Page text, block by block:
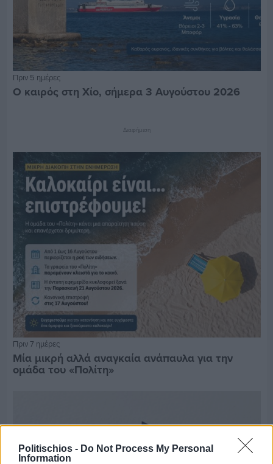
Politischios - Do Not Process My Personal
Information
Πριν 5 ημέρες
Ο καιρός στη Χίο, σήμερα 3 Αυγούστου 2026
Διαφήμιση
Πριν 7 ημέρες
Μία μικρή αλλά αναγκαία ανάπαυλα για την
ομάδα του «Πολίτη»